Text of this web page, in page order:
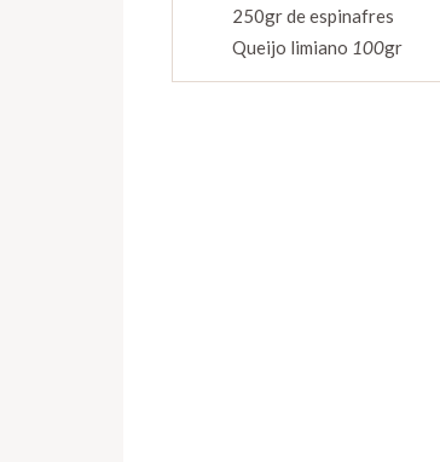
250gr de espinafres
Queijo limiano 100gr